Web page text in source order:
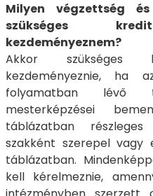
Milyen végzettség
szükséges
kezdeményeznem?
Akkor szükséges
kezdeményeznie, ha
folyamatban lévő
mesterképzései
táblázatban
szakként szerepel vagy
táblázatban.
kell kérelmeznie,